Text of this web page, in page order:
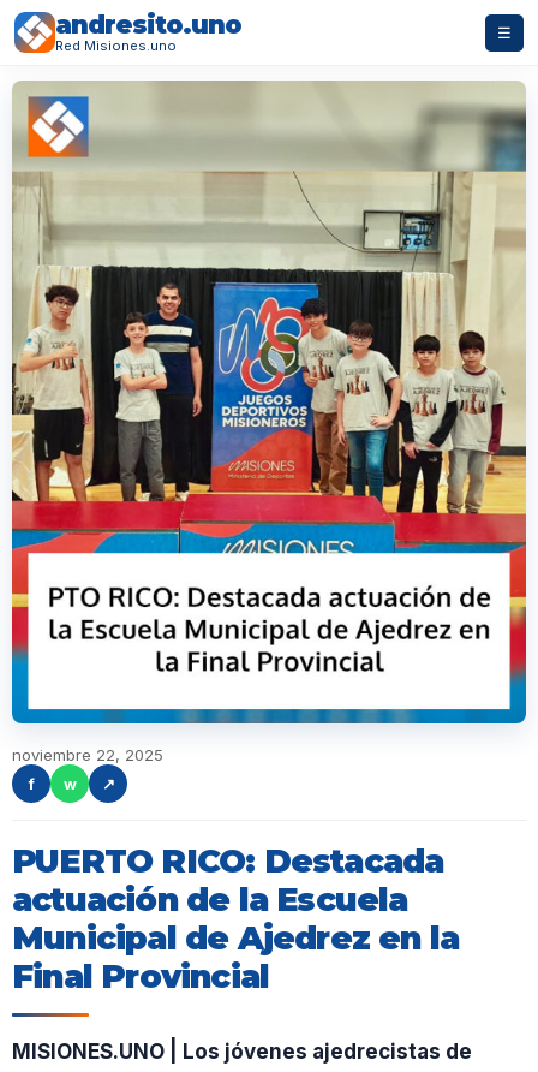
andresito.uno
Red Misiones.uno
☰
noviembre 22, 2025
f
w ↗
PUERTO RICO: Destacada
actuación de la Escuela
Municipal de Ajedrez en la
Final Provincial
MISIONES.UNO | Los jóvenes ajedrecistas de